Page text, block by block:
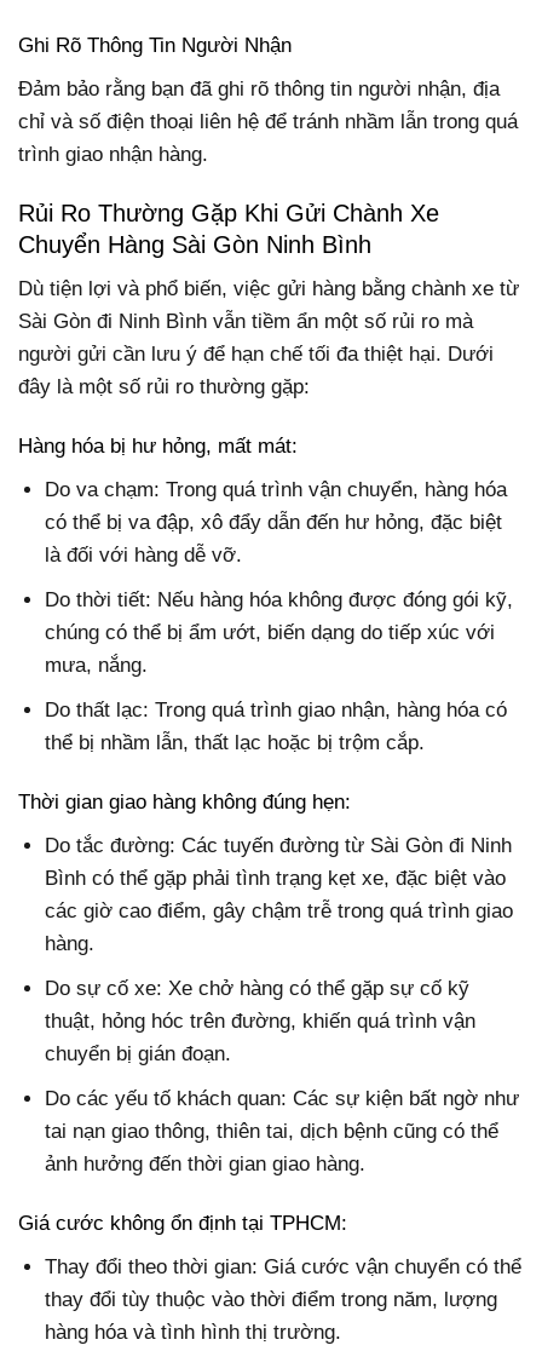
Ghi Rõ Thông Tin Người Nhận
Đảm bảo rằng bạn đã ghi rõ thông tin người nhận, địa
chỉ và số điện thoại liên hệ để tránh nhầm lẫn trong quá
trình giao nhận hàng.
Rủi Ro Thường Gặp Khi Gửi Chành Xe
Chuyển Hàng Sài Gòn Ninh Bình
Dù tiện lợi và phổ biến, việc gửi hàng bằng chành xe từ
Sài Gòn đi Ninh Bình vẫn tiềm ẩn một số rủi ro mà
người gửi cần lưu ý để hạn chế tối đa thiệt hại. Dưới
đây là một số rủi ro thường gặp:
Hàng hóa bị hư hỏng, mất mát:
Do va chạm: Trong quá trình vận chuyển, hàng hóa
có thể bị va đập, xô đẩy dẫn đến hư hỏng, đặc biệt
là đối với hàng dễ vỡ.
Do thời tiết: Nếu hàng hóa không được đóng gói kỹ,
chúng có thể bị ẩm ướt, biến dạng do tiếp xúc với
mưa, nắng.
Do thất lạc: Trong quá trình giao nhận, hàng hóa có
thể bị nhầm lẫn, thất lạc hoặc bị trộm cắp.
Thời gian giao hàng không đúng hẹn:
Do tắc đường: Các tuyến đường từ Sài Gòn đi Ninh
Bình có thể gặp phải tình trạng kẹt xe, đặc biệt vào
các giờ cao điểm, gây chậm trễ trong quá trình giao
hàng.
Do sự cố xe: Xe chở hàng có thể gặp sự cố kỹ
thuật, hỏng hóc trên đường, khiến quá trình vận
chuyển bị gián đoạn.
Do các yếu tố khách quan: Các sự kiện bất ngờ như
tai nạn giao thông, thiên tai, dịch bệnh cũng có thể
ảnh hưởng đến thời gian giao hàng.
Giá cước không ổn định tại TPHCM:
Thay đổi theo thời gian: Giá cước vận chuyển có thể
thay đổi tùy thuộc vào thời điểm trong năm, lượng
hàng hóa và tình hình thị trường.